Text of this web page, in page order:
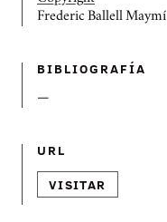
Frederic Ballell Maymí
BIBLIOGRAFÍ­A
—
URL
VISITAR